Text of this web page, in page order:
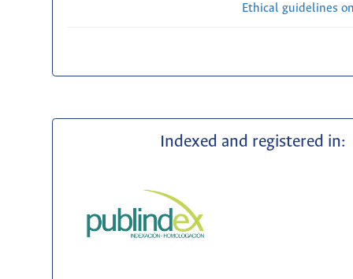
Ethical guidelines
Indexed and registered in: